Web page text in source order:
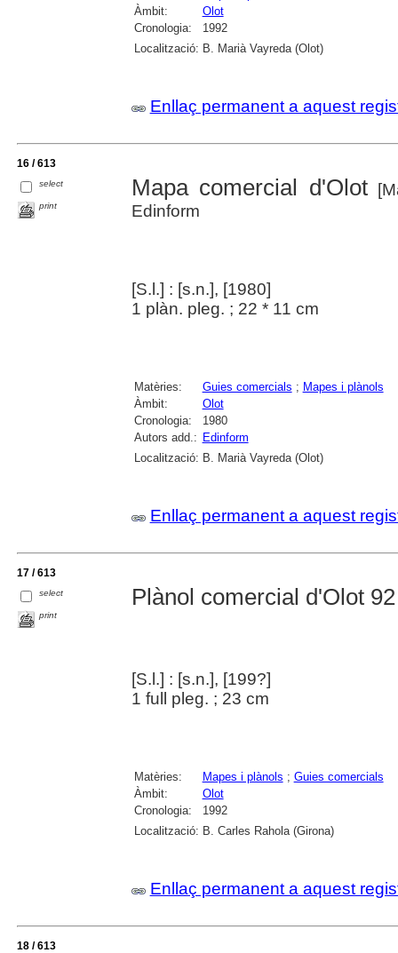
Àmbit:
Olot
Cronologia:
1992
Localització: B. Marià Vayreda (Olot)
Enllaç permanent a aquest
16 / 613
select
print
Mapa comercial d'Olot
Edinform
[S.l.] : [s.n.], [1980]
1 plàn. pleg. ; 22 * 11 cm
Matèries: Guies comercials ; Mapes i plànols
Àmbit:
Olot
Cronologia:
1980
Autors add.: Edinform
Localització: B. Marià Vayreda (Olot)
Enllaç permanent a aquest
17 / 613
select
print
Plànol comercial d'Olot 92
[S.l.] : [s.n.], [199?]
1 full pleg. ; 23 cm
Matèries: Mapes i plànols ; Guies comercials
Àmbit:
Olot
Cronologia:
1992
Localització: B. Carles Rahola (Girona)
Enllaç permanent a aquest
18 / 613